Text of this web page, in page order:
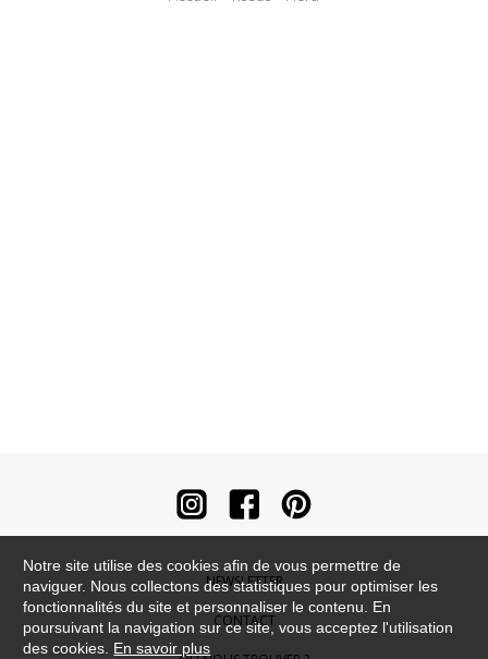
NEWSLETTER
CONTACT
Notre site utilise des cookies afin de vous permettre de
naviguer. Nous collectons des statistiques pour optimiser les
fonctionnalités du site et personnaliser le contenu. En
poursuivant la navigation sur ce site, vous acceptez l'utilisation
des cookies. En savoir plus